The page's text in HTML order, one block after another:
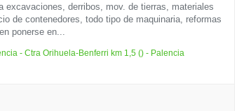
excavaciones, derribos, mov. de tierras, materiales
de contenedores, todo tipo de maquinaria, reformas
ponerse en...
- Ctra Orihuela-Benferri km 1,5 () - Palencia